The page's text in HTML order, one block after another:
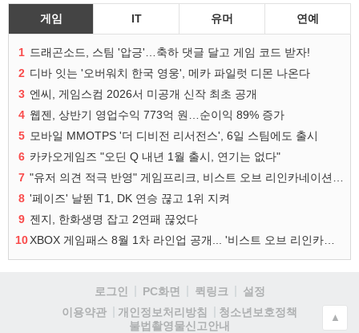
게임 IT 유머 연예
1 드래곤소드, 스팀 '압긍'…축하 댓글 달고 게임 코드 받자!
2 디바 잇는 '오버워치 한국 영웅', 메카 파일럿 디몬 나온다
3 엔씨, 게임스컴 2026서 미공개 신작 최초 공개
4 웹젠, 상반기 영업수익 773억 원…순이익 89% 증가
5 모바일 MMOTPS '더 디비전 리서전스', 6일 스팀에도 출시
6 카카오게임즈 "오딘 Q 내년 1월 출시, 연기는 없다"
7
8 '페이즈' 날뛴 T1, DK 연승 끊고 1위 지켜
9 젠지, 한화생명 잡고 2연패 끊었다
10
로그인 PC화면 퀵링크
설정
이용약관
개인정보처리방침
청소년보호정책
불법촬영물신고안내
▲